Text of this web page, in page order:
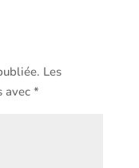
Les
avec *